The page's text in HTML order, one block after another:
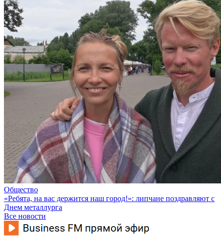
Общество
«Ребята, на вас держится наш город!»: липчане поздравляют с
Днем металлурга
Все новости